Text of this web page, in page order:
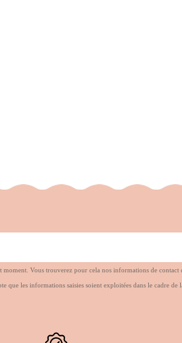
moment. Vous trouverez pour cela nos informations de contact
que les informations saisies soient exploitées dans le cadre